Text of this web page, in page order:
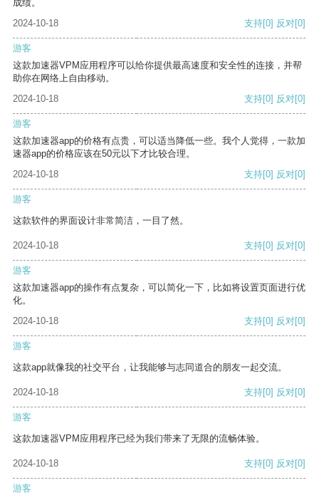
成绩。
2024-10-18
支持[0] 反对[0]
游客
这款加速器VPM应用程序可以给你提供最高速度和安全性的连接，并帮
助你在网络上自由移动。
2024-10-18
支持[0] 反对[0]
游客
这款加速器app的价格有点贵，可以适当降低一些。我个人觉得，一款加
速器app的价格应该在50元以下才比较合理。
2024-10-18
支持[0] 反对[0]
游客
这款软件的界面设计非常简洁，一目了然。
2024-10-18 支持[0] 反对[0]
游客
这款加速器app的操作有点复杂，可以简化一下，比如将设置页面进行优
化。
2024-10-18
支持[0] 反对[0]
游客
这款app就像我的社交平台，让我能够与志同道合的朋友一起交流。
2024-10-18 支持[0] 反对[0]
游客
这款加速器VPM应用程序已经为我们带来了无限的流畅体验。
2024-10-18 支持[0] 反对[0]
游客